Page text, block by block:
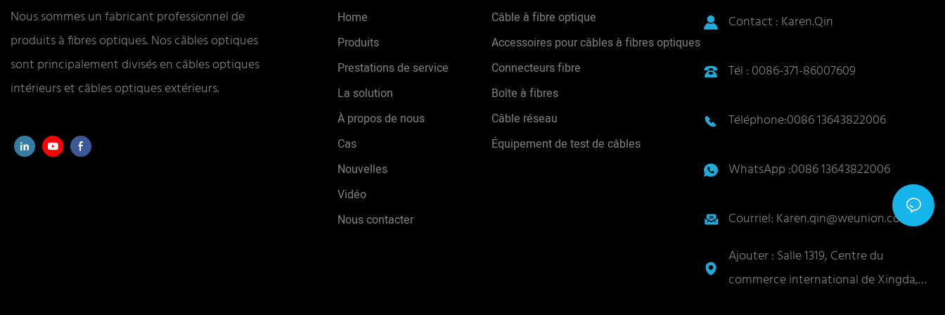
Nous sommes un fabricant professionnel de
produits à fibres optiques. Nos câbles optiques
sont principalement divisés en câbles optiques
intérieurs et câbles optiques extérieurs.
Home
Produits
Prestations de service
La solution
À propos de nous
Cas
Nouvelles
Vidéo
Nous contacter
Câble à fibre optique
Accessoires pour câbles à fibres optiques
Connecteurs fibre
Boîte à fibres
Câble réseau
Équipement de test de câbles
Contact : Karen.Qin
Tél : 0086-371-86007609
Téléphone:0086 13643822006
WhatsApp :0086 13643822006
Courriel: Karen.qin@weunion.com.cn
Ajouter : Salle 1319, Centre du
commerce international de Xingda,